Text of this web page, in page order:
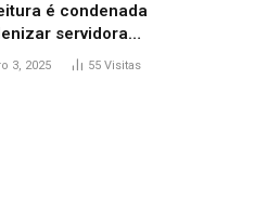
é condenada
servidora
demitida
3, 2025 55 Visitas